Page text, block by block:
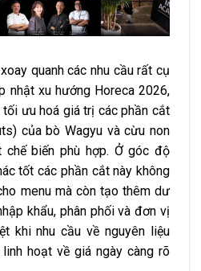
quanh các nhu cầu rất cụ
nhật xu hướng Horeca 2026,
ưu hoá giá trị các phần cắt
của bò Wagyu và cừu non
chế biến phù hợp. Ở góc độ
tốt các phần cắt này không
menu mà còn tạo thêm dư
khẩu, phân phối và đơn vị
khi nhu cầu về nguyên liệu
hoạt về giá ngày càng rõ